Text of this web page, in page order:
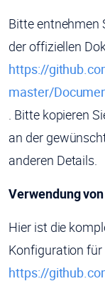
Bitte entnehmen
der offiziellen
https://
master/
. Bitte kopieren
an der
anderen Details.
Verwendung
Hier ist die
Konfiguration für
https://